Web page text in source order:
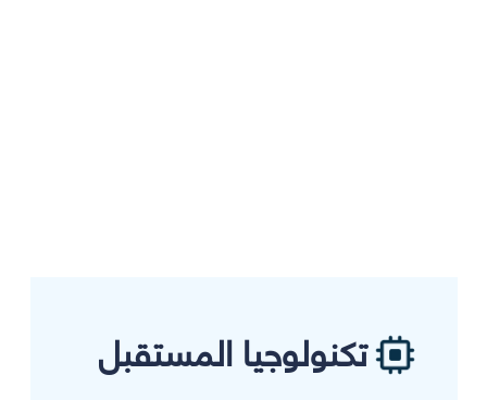
تكنولوجيا المستقبل